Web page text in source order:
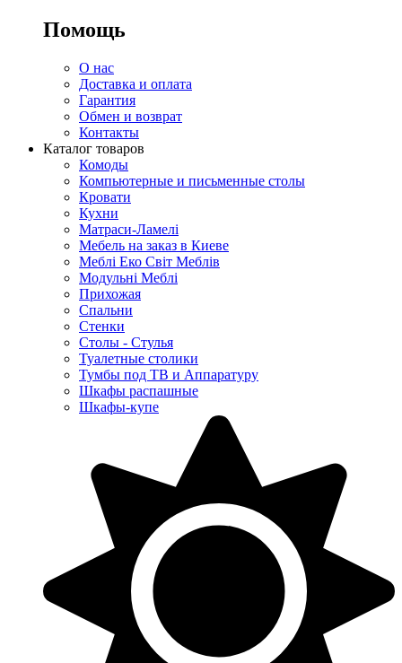
Помощь
О нас
Доставка и оплата
Гарантия
Обмен и возврат
Контакты
Каталог товаров
Комоды
Компьютерные и письменные столы
Кровати
Кухни
Матраси-Ламелі
Мебель на заказ в Киеве
Меблі Еко Світ Меблів
Модульні Меблі
Прихожая
Спальни
Стенки
Столы - Стулья
Туалетные столики
Тумбы под ТВ и Аппаратуру
Шкафы распашные
Шкафы-купе